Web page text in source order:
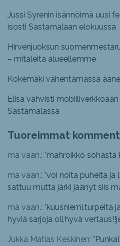
Jussi Syrenin isännöimä uusi
isosti Sastamalaan elokuussa
Hirvenjuoksun
– mitaleita alueellemme
Kokemäki vähentämässä
Elisa vahvisti
Sastamalassa
Tuoreimmat
mä vaan.: "mahroikko sohasta
mä vaan.: "voi noita puheita ja
sattuu mutta järki jäänyt siis
mä vaan.: "kuusniemi.turpeita
hyviä sarjoja oli,hyvä
Jukka Matias Keskinen: "